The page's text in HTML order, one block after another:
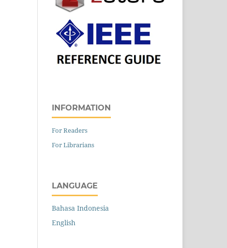
INFORMATION
For Readers
For Librarians
LANGUAGE
Bahasa Indonesia
English